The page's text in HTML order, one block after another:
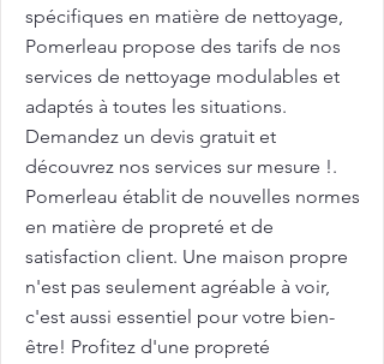
spécifiques en matière de nettoyage,
Pomerleau propose des tarifs de nos
services de nettoyage modulables et
adaptés à toutes les situations.
Demandez un devis gratuit et
découvrez nos services sur mesure !.
Pomerleau établit de nouvelles normes
en matière de propreté et de
satisfaction client. Une maison propre
n'est pas seulement agréable à voir,
c'est aussi essentiel pour votre bien-
être! Profitez d'une propreté